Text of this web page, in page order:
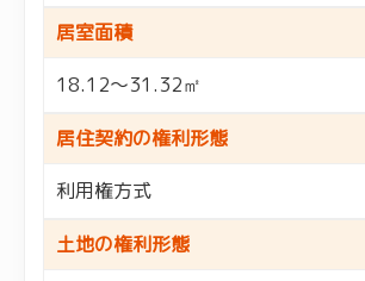
居室面積
18.12～31.32㎡
居住契約の権利形態
利用権方式
土地の権利形態